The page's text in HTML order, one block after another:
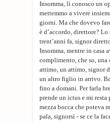
Insomma, lì conosco un
mettemmo a vivere
giorni. Ma che dovevo
è d’accordo, direttore?
trent’anni fa, signor
Insomma, mentre in casa
complimento, che so,
attimo, un attimo, signor
un altro figlio in arrivo.
fino a domani. Per farla
prende un ictus e mi
mezza bocca che poteva
pala, signorsì - se ce la